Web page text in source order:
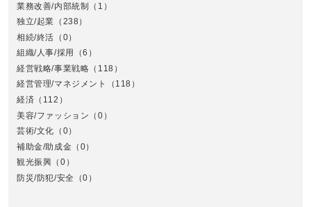
業務改善/内部統制 （1）
独立/起業 （238）
相続/終活 （0）
組織/人事/採用
（6）
経営戦略/事業戦略 （118）
経営管理/マネジメント
（118）
経済 （112）
美容/ファッション （0）
芸術/文化 （0）
補助金/助成金 （0）
観光振興 （0）
防災/防犯/安全
（0）